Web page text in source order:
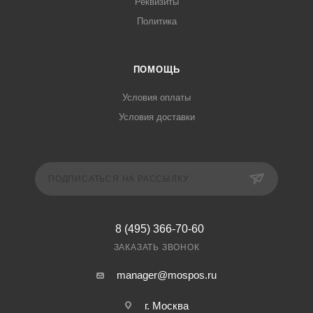
Политика
ПОМОЩЬ
Условия оплаты
Условия доставки
8 (495) 366-70-60
ЗАКАЗАТЬ ЗВОНОК
manager@mospos.ru
г. Москва